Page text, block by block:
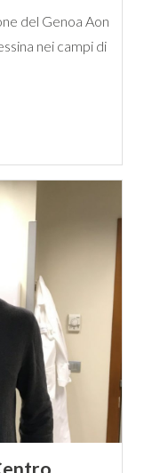
del Genoa Aon
nei campi di